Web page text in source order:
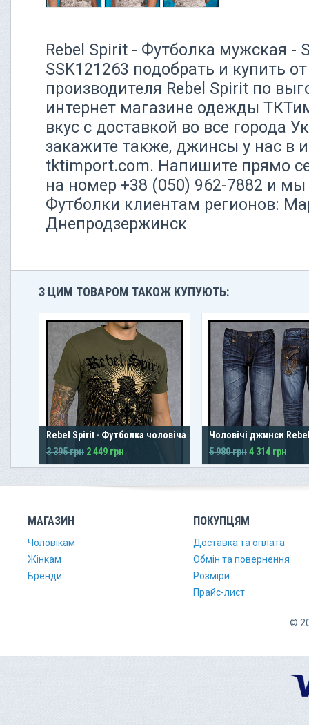
Rebel Spirit - Футболка мужская -
SSK121263 подобрать и купить
производителя Rebel Spirit по
интернет магазине одежды
вкус с доставкой во все города
закажите также, джинсы у нас в
tktimport.com. Напишите прямо
на номер +38 (050) 962-7882 и
Футболки клиентам регионов:
Днепродзержинск
З ЦИМ ТОВАРОМ ТАКОЖ КУПУЮТЬ:
Rebel Spirit · Футболка чоловіча
3 395 грн 2 449 грн
Чоловічі джинси
5 980 грн4 314 грн
МАГАЗИН
Чоловікам
Жінкам
Бренди
ПОКУПЦЯМ
Доставка та оплата
Обмін та повернення
Розміри
Прайс-лист
©